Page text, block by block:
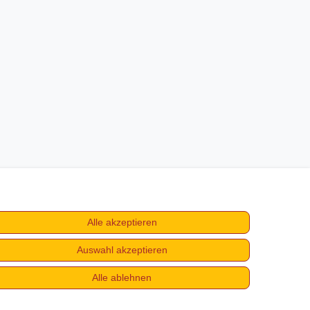
Alle akzeptieren
Auswahl akzeptieren
Alle ablehnen